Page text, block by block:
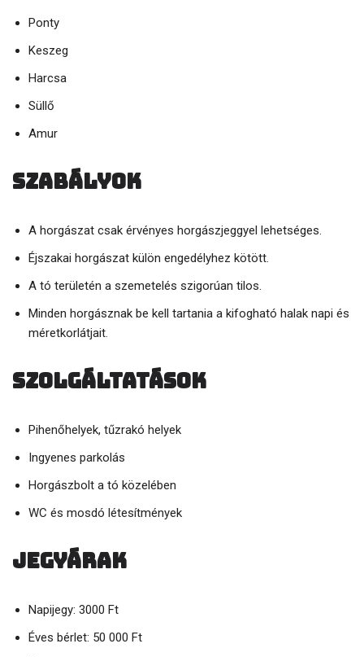
Ponty
Keszeg
Harcsa
Süllő
Amur
Szabályok
A horgászat csak érvényes horgászjeggyel lehetséges.
Éjszakai horgászat külön engedélyhez kötött.
A tó területén a szemetelés szigorúan tilos.
Minden horgásznak be kell tartania a kifogható halak napi és
méretkorlátjait.
Szolgáltatások
Pihenőhelyek, tűzrakó helyek
Ingyenes parkolás
Horgászbolt a tó közelében
WC és mosdó létesítmények
Jegyárak
Napijegy: 3000 Ft
Éves bérlet: 50 000 Ft